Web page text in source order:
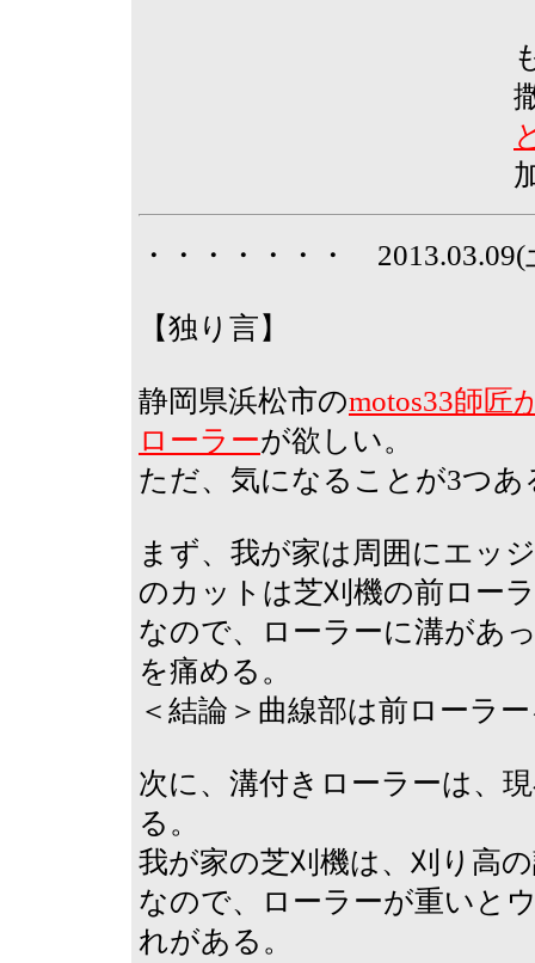
・・・・・・・
【独り言】
静岡県浜松市のmotos33師匠
ローラーが欲しい。
ただ、気になることが3つあ
まず、我が家は周囲にエッ
のカットは芝刈機の前ロー
なので、ローラーに溝があ
を痛める。
＜結論＞曲線部は前ローラ
次に、溝付きローラーは、
る。
我が家の芝刈機は、刈り高
なので、ローラーが重いと
れがある。